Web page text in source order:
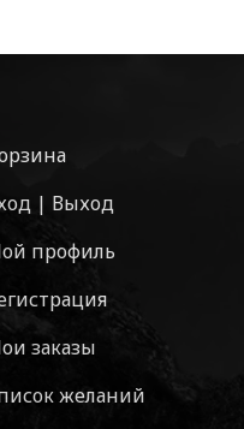
| Выход
профиль
заказы
желаний